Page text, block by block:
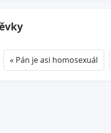
« Pán je asi homosexuál